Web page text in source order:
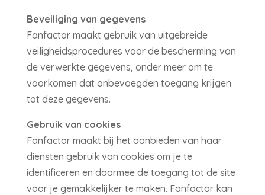
Beveiliging van gegevens
Fanfactor maakt gebruik van uitgebreide
veiligheidsprocedures voor de bescherming van
de verwerkte gegevens, onder meer om te
voorkomen dat onbevoegden toegang krijgen
tot deze gegevens.
Gebruik van cookies
Fanfactor maakt bij het aanbieden van haar
diensten gebruik van cookies om je te
identificeren en daarmee de toegang tot de site
voor je gemakkelijker te maken. Fanfactor kan